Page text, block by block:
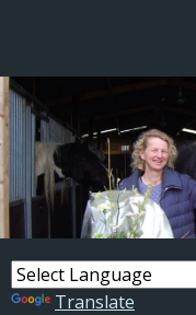
naar
de
hoofdinhoud
Translate